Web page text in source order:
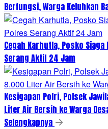
Berfungsi, Warga Keluhkan
Cegah Karhutla, Posko
Serang Aktif 24 Jam
Kesigapan Polri, Polsek
Liter Air Bersih ke Warga
Selengkapnya